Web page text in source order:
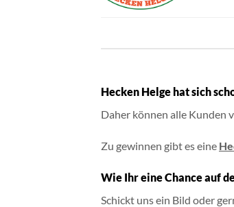
Hecken Helge hat sich
Daher können alle Kunden
Zu gewinnen gibt es eine
Wie Ihr eine Chance auf
Schickt uns ein Bild oder